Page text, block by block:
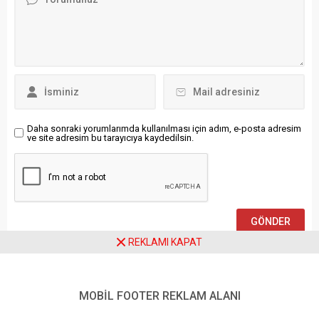
paylaşımda, şunları kaydetti:
Altaylı ünlü...
Daha sonraki yorumlarımda kullanılması için adım, e-posta adresim
ve site adresim bu tarayıcıya kaydedilsin.
Henüz yorum yapılmamış.
REKLAMI KAPAT
MOBİL FOOTER REKLAM ALANI